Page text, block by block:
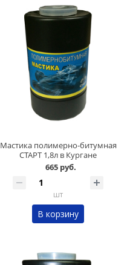
Мастика полимерно-битумная
СТАРТ 1,8л в Кургане
665 руб.
шт
В корзину